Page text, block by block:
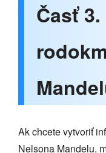
Časť
Ak chcete vytvoriť
Nelsona Mandelu,